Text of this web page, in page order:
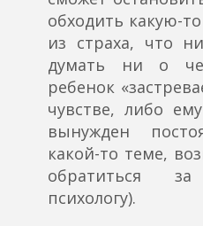
обходить какую-
из страха, что
думать ни о
ребенок
чувстве, либо
вынужден
какой-то теме,
обратиться
психологу).